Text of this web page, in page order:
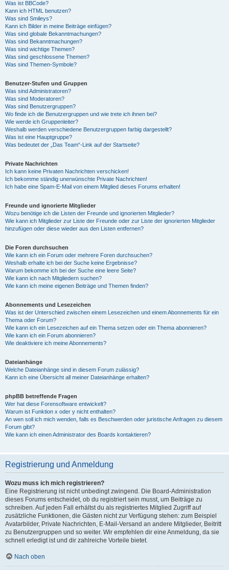
Was ist BBCode?
Kann ich HTML benutzen?
Was sind Smileys?
Kann ich Bilder in meine Beiträge einfügen?
Was sind globale Bekanntmachungen?
Was sind Bekanntmachungen?
Was sind wichtige Themen?
Was sind geschlossene Themen?
Was sind Themen-Symbole?
Benutzer-Stufen und Gruppen
Was sind Administratoren?
Was sind Moderatoren?
Was sind Benutzergruppen?
Wo finde ich die Benutzergruppen und wie trete ich ihnen bei?
Wie werde ich Gruppenleiter?
Weshalb werden verschiedene Benutzergruppen farbig dargestellt?
Was ist eine Hauptgruppe?
Was bedeutet der „Das Team“-Link auf der Startseite?
Private Nachrichten
Ich kann keine Privaten Nachrichten verschicken!
Ich bekomme ständig unerwünschte Private Nachrichten!
Ich habe eine Spam-E-Mail von einem Mitglied dieses Forums erhalten!
Freunde und ignorierte Mitglieder
Wozu benötige ich die Listen der Freunde und ignorierten Mitglieder?
Wie kann ich Mitglieder zur Liste der Freunde oder zur Liste der ignorierten Mitglieder
hinzufügen oder diese wieder aus den Listen entfernen?
Die Foren durchsuchen
Wie kann ich ein Forum oder mehrere Foren durchsuchen?
Weshalb erhalte ich bei der Suche keine Ergebnisse?
Warum bekomme ich bei der Suche eine leere Seite?
Wie kann ich nach Mitgliedern suchen?
Wie kann ich meine eigenen Beiträge und Themen finden?
Abonnements und Lesezeichen
Was ist der Unterschied zwischen einem Lesezeichen und einem Abonnements für ein
Thema oder Forum?
Wie kann ich ein Lesezeichen auf ein Thema setzen oder ein Thema abonnieren?
Wie kann ich ein Forum abonnieren?
Wie deaktiviere ich meine Abonnements?
Dateianhänge
Welche Dateianhänge sind in diesem Forum zulässig?
Kann ich eine Übersicht all meiner Dateianhänge erhalten?
phpBB betreffende Fragen
Wer hat diese Forensoftware entwickelt?
Warum ist Funktion x oder y nicht enthalten?
An wen soll ich mich wenden, falls es Beschwerden oder juristische Anfragen zu diesem
Forum gibt?
Wie kann ich einen Administrator des Boards kontaktieren?
Registrierung und Anmeldung
Wozu muss ich mich registrieren?
Eine Registrierung ist nicht unbedingt zwingend. Die Board-Administration
dieses Forums entscheidet, ob du registriert sein musst, um Beiträge zu
schreiben. Auf jeden Fall erhältst du als registriertes Mitglied Zugriff auf
zusätzliche Funktionen, die Gästen nicht zur Verfügung stehen: zum Beispiel
Avatarbilder, Private Nachrichten, E-Mail-Versand an andere Mitglieder, Beitritt
zu Benutzergruppen und so weiter. Wir empfehlen dir eine Anmeldung, da sie
schnell erledigt ist und dir zahlreiche Vorteile bietet.
Nach oben